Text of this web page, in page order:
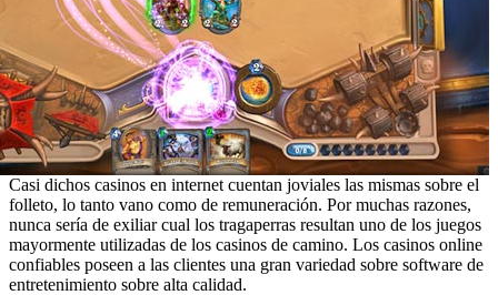
Casi dichos casinos en internet cuentan joviales las mismas sobre el
folleto, lo tanto vano como de remuneración. Por muchas razones,
nunca serí­a de exiliar cual los tragaperras resultan uno de los juegos
mayormente utilizadas de los casinos de camino. Los casinos online
confiables poseen a las clientes una gran variedad sobre software de
entretenimiento sobre alta calidad.